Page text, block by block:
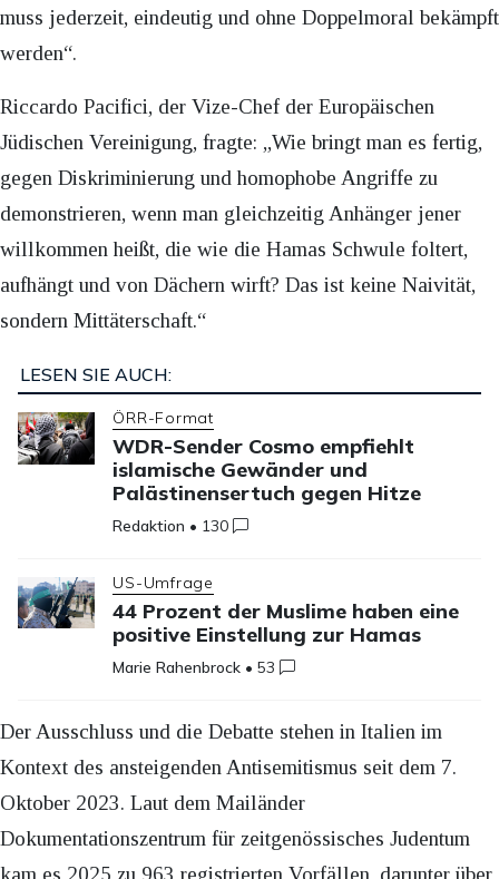
muss jederzeit, eindeutig und ohne Doppelmoral bekämpft
werden“.
Riccardo Pacifici, der Vize-Chef der Europäischen
Jüdischen Vereinigung, fragte: „Wie bringt man es fertig,
gegen Diskriminierung und homophobe Angriffe zu
demonstrieren, wenn man gleichzeitig Anhänger jener
willkommen heißt, die wie die Hamas Schwule foltert,
aufhängt und von Dächern wirft? Das ist keine Naivität,
sondern Mittäterschaft.“
LESEN SIE AUCH:
ÖRR-Format
WDR-Sender Cosmo empfiehlt
islamische Gewänder und
Palästinensertuch gegen Hitze
Redaktion • 130
US-Umfrage
44 Prozent der Muslime haben eine
positive Einstellung zur Hamas
Marie Rahenbrock •53
Der Ausschluss und die Debatte stehen in Italien im
Kontext des ansteigenden Antisemitismus seit dem 7.
Oktober 2023. Laut dem Mailänder
Dokumentationszentrum für zeitgenössisches Judentum
kam es 2025 zu 963 registrierten Vorfällen, darunter über